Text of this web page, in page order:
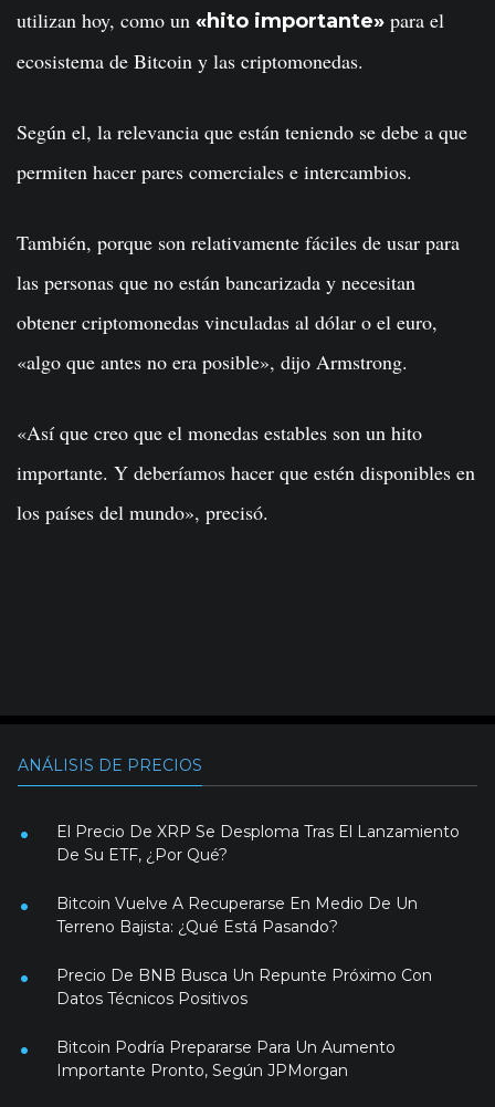
utilizan hoy, como un «hito importante» para el
ecosistema de Bitcoin y las criptomonedas.
Según el, la relevancia que están teniendo se debe a que
permiten hacer pares comerciales e intercambios.
También, porque son relativamente fáciles de usar para
las personas que no están bancarizada y necesitan
obtener criptomonedas vinculadas al dólar o el euro,
«algo que antes no era posible», dijo Armstrong.
«Así que creo que el monedas estables son un hito
importante. Y deberíamos hacer que estén disponibles en
los países del mundo», precisó.
ANÁLISIS DE PRECIOS
El Precio De XRP Se Desploma Tras El Lanzamiento
De Su ETF, ¿Por Qué?
Bitcoin Vuelve A Recuperarse En Medio De Un
Terreno Bajista: ¿Qué Está Pasando?
Precio De BNB Busca Un Repunte Próximo Con
Datos Técnicos Positivos
Bitcoin Podría Prepararse Para Un Aumento
Importante Pronto, Según JPMorgan